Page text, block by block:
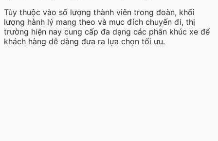
Tùy thuộc vào số lượng thành viên trong đoàn, khối
lượng hành lý mang theo và mục đích chuyến đi, thị
trường hiện nay cung cấp đa dạng các phân khúc xe để
khách hàng dễ dàng đưa ra lựa chọn tối ưu.